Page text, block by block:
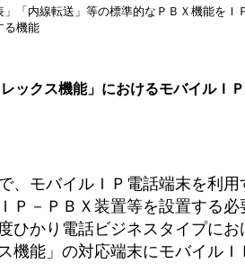
」「内線転送」等の標準的なＰＢＸ機能をＩ
る機能
レックス機能」におけるモバイルＩ
、モバイルＩＰ電話端末を利用
Ｐ－ＰＢＸ装置等を設置する必
ひかり電話ビジネスタイプに
機能」の対応端末にモバイル